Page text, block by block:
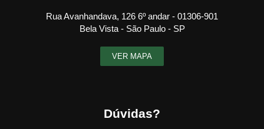
Rua Avanhandava, 126 6º andar - 01306-901
Bela Vista - São Paulo - SP
VER MAPA
Dúvidas?